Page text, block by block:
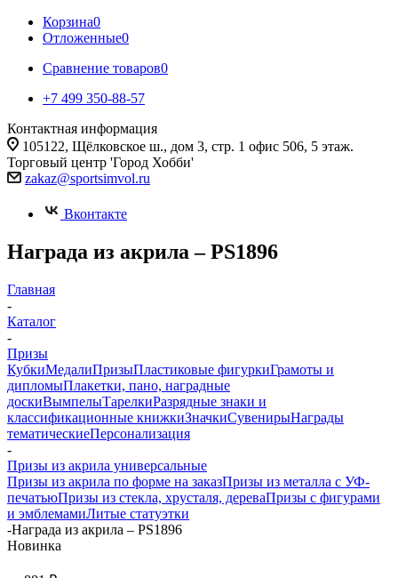
Корзина0
Отложенные0
Сравнение товаров0
+7 499 350-88-57
Контактная информация
105122, Щёлковское ш., дом 3, стр. 1 офис 506, 5 этаж.
Торговый центр 'Город Хобби'
zakaz@sportsimvol.ru
Вконтакте
Награда из акрила – PS1896
Главная
-
Каталог
-
Призы
КубкиМедалиПризыПластиковые фигуркиГрамоты и
дипломыПлакетки, пано, наградные
доскиВымпелыТарелкиРазрядные знаки и
классификационные книжкиЗначкиСувенирыНаграды
тематическиеПерсонализация
-
Призы из акрила универсальные
Призы из акрила по форме на заказПризы из металла с УФ-
печатьюПризы из стекла, хрусталя, дереваПризы с фигурами
и эмблемамиЛитые статуэтки
-Награда из акрила – PS1896
Новинка